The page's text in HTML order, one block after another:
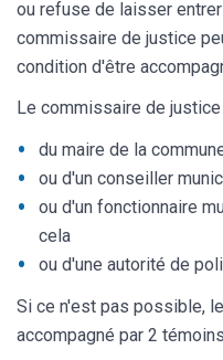
ou refuse de laisser
commissaire de justice
condition d'être
Le commissaire de
du maire de la
ou d'un conseiller
ou d'un fonctionnaire
cela
ou d'une autorité de
Si ce n'est pas possible,
accompagné par 2